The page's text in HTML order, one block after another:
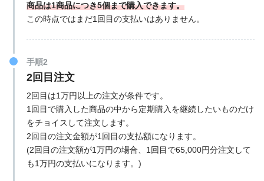
商品は1商品につき5個まで購入できます。
この時点ではまだ1回目の支払いはありません。
手順2
2回目注文
2回目は1万円以上の注文が条件です。
1回目で購入した商品の中から定期購入を継続したいものだけ
をチョイスして注文します。
2回目の注文金額が1回目の支払額になります。
(2回目の注文額が1万円の場合、1回目で65,000円分注文して
も1万円の支払いになります。)